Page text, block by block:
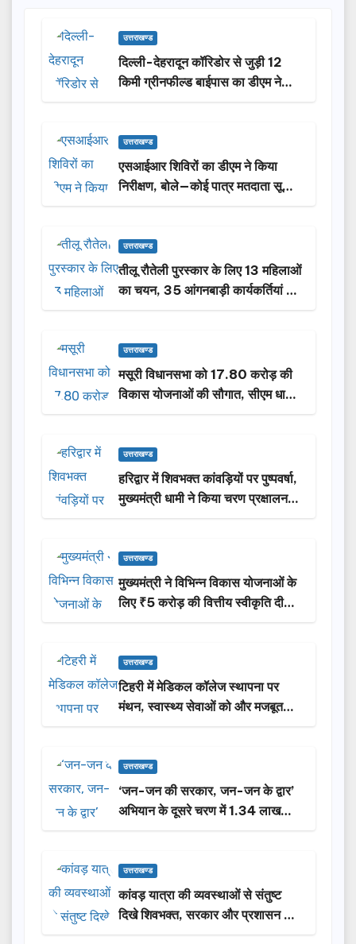
उत्तराखण्ड
दिल्ली-देहरादून कॉरिडोर से जुड़ी 12
किमी ग्रीनफील्ड बाईपास का डीएम ने
किया निरीक्षण…
उत्तराखण्ड
एसआईआर शिविरों का डीएम ने किया
निरीक्षण, बोले—कोई पात्र मतदाता सूची
से न छूटे…
उत्तराखण्ड
तीलू रौतेली पुरस्कार के लिए 13 महिलाओं
का चयन, 35 आंगनबाड़ी कार्यकर्तियां भी
होंगी सम्मानित…
उत्तराखण्ड
मसूरी विधानसभा को 17.80 करोड़ की
विकास योजनाओं की सौगात, सीएम धामी
ने किया लोकार्पण-शिलान्यास.
उत्तराखण्ड
हरिद्वार में शिवभक्त कांवड़ियों पर पुष्पवर्षा,
मुख्यमंत्री धामी ने किया चरण प्रक्षालन…
उत्तराखण्ड
मुख्यमंत्री ने विभिन्न विकास योजनाओं के
लिए ₹5 करोड़ की वित्तीय स्वीकृति दी…
उत्तराखण्ड
टिहरी में मेडिकल कॉलेज स्थापना पर
मंथन, स्वास्थ्य सेवाओं को और मजबूत
करेगी सरकार: मुख्यमंत्री धामी…
उत्तराखण्ड
‘जन-जन की सरकार, जन-जन के द्वार’
अभियान के दूसरे चरण में 1.34 लाख
लोगों की भागीदारी…
उत्तराखण्ड
कांवड़ यात्रा की व्यवस्थाओं से संतुष्ट
दिखे शिवभक्त, सरकार और प्रशासन की
सराहना…